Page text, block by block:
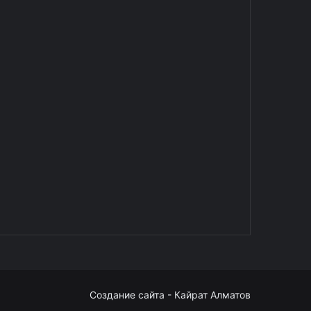
Создание сайта - Кайрат Алматов